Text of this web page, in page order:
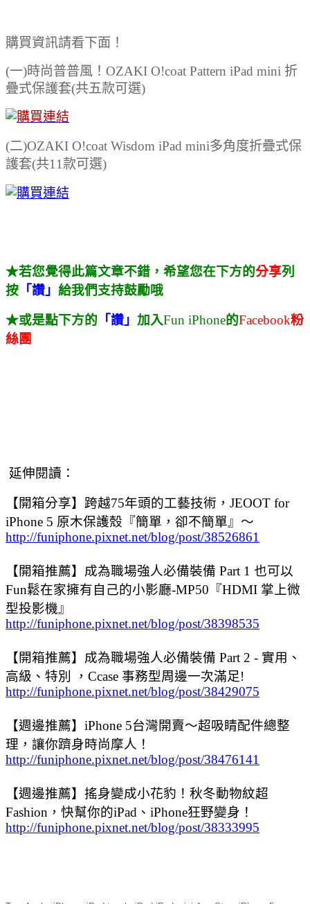
購買資訊請看下面！
(一)時尚普普風！OZAKI O!coat Pattern iPad mini 折
疊式保護套(共五款可選)
(二)OZAKI O!coat Wisdom iPad mini多角度折疊式保
護套(共11款可選)
★若您覺得此篇文章不錯，希望您在下方的分享列
按 「讚」 給我們支持鼓勵哦
★或是點下方的 「讚」 加入Fun iPhone的Facebook粉
絲團
延伸閱讀：
【開箱分享】跨越75年頭的工藝技術，JEOOT for
iPhone 5 原木保護殼『簡單，卻不簡單』～
http://funiphone.pixnet.net/blog/post/38526861
【開箱推薦】成為職場強人必備裝備 Part 1 也可以
Fun鬆在家擁有自己的小影廳-MP50『HDMI 掌上微
型投影機』
http://funiphone.pixnet.net/blog/post/38398535
【開箱推薦】成為職場強人必備裝備 Part 2 - 實用、
高級、特別 ，Ccase 事務型周邊一次滿足!
http://funiphone.pixnet.net/blog/post/38429075
【週邊推薦】iPhone 5台灣開賣～超吸睛配件總整
理，讓你躋身時尚摩人！
http://funiphone.pixnet.net/blog/post/38476141
【週邊推薦】搖身變成小花豹！秋冬動物紋超
Fashion，快幫你的iPad、iPhone狂野變身！
http://funiphone.pixnet.net/blog/post/38333995